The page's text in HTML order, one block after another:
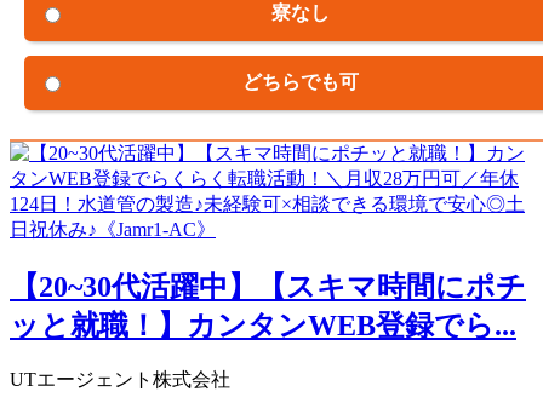
寮なし
どちらでも可
【20~30代活躍中】【スキマ時間にポチ
ッと就職！】カンタンWEB登録でら...
UTエージェント株式会社